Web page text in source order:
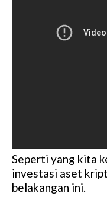
Seperti yang kita
investasi aset
belakangan ini.